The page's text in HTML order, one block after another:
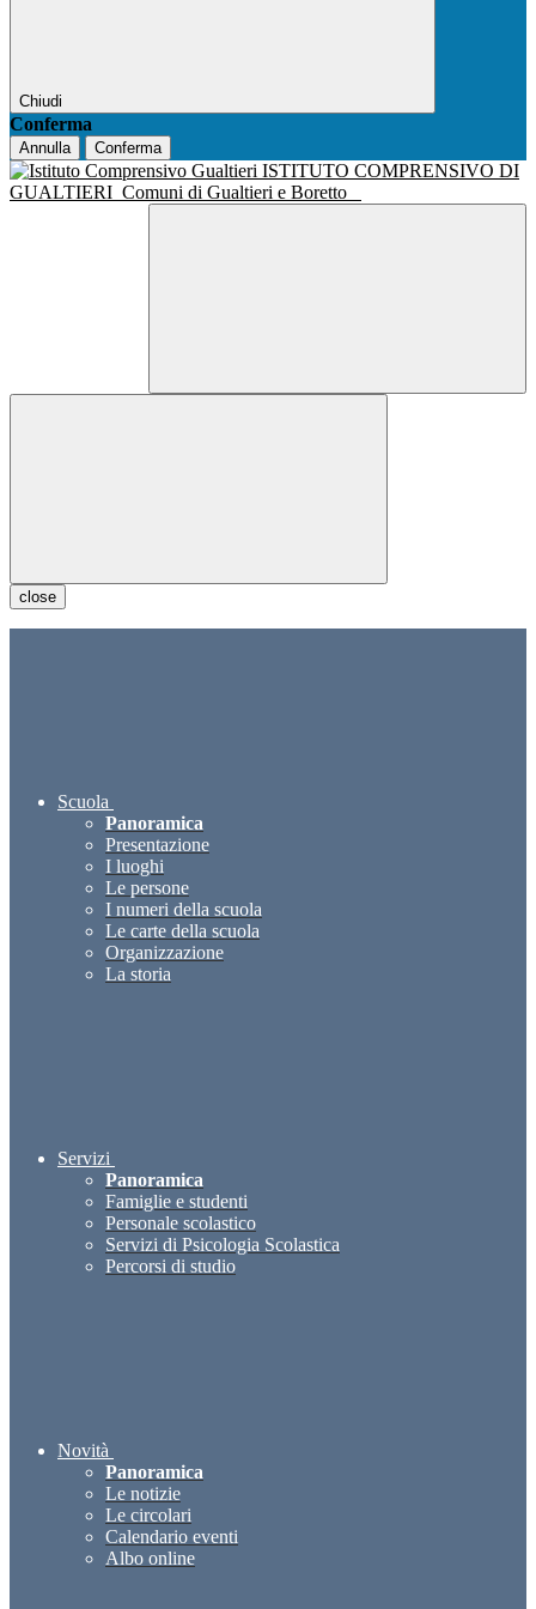
Chiudi
Conferma
Annulla Conferma
ISTITUTO COMPRENSIVO DI
GUALTIERI Comuni di Gualtieri e Boretto
close
Scuola
Panoramica
Presentazione
I luoghi
Le persone
I numeri della scuola
Le carte della scuola
Organizzazione
La storia
Servizi
Panoramica
Famiglie e studenti
Personale scolastico
Servizi di Psicologia Scolastica
Percorsi di studio
Novità
Panoramica
Le notizie
Le circolari
Calendario eventi
Albo online